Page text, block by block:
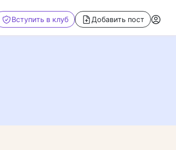
Вступить в клуб Добавить пост